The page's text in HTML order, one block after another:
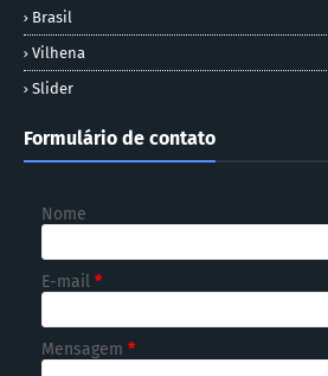
Brasil
Vilhena
Slider
Formulário de contato
Nome
E-mail *
Mensagem *